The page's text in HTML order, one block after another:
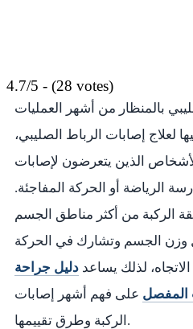
4.7/5 - (28 votes)
بالمنظار من أشهر العمليات
لعلاج إصابات الرباط الصليبي،
الذين يتعرضون لإصابات
الرياضة أو الحركة المفاجئة.
الركبة من أكثر مناطق الجسم
وزن الجسم وتشارك في الحركة
لذلك يساعد دليل جراحة
المفصل على فهم أشهر إصابات
الركبة وطرق تقييمها.